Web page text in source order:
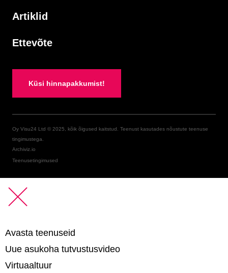
Artiklid
Ettevõte
Küsi hinnapakkumist!
Oy Visu24 Ltd © 2025, kõik õigused kaitstud. Teenust kasutades nõustute teenuse
tingimustega.
Archiviz.io
Teenusetingimused
Avasta teenuseid
Uue asukoha tutvustusvideo
Virtuaaltuur